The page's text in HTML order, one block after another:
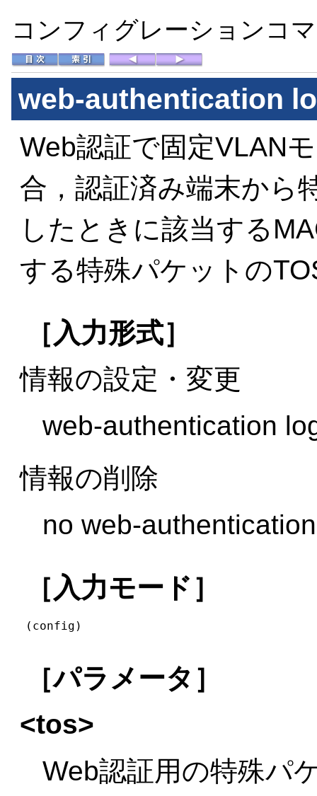
コンフィグレーションコ
web-authentication
Web認証で固定VLAN
合，認証済み端末から
したときに該当する
する特殊パケットの
［入力形式］
情報の設定・変更
web-authentication
情報の削除
no web-
［入力モード］
(config)
［パラメータ］
<tos>
Web認証用の特殊パ